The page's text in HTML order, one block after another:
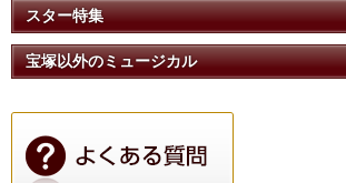
スター特集
宝塚以外のミュージカル